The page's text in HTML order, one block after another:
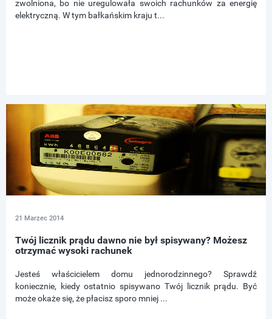
zwolniona, bo nie uregulowała swoich rachunków za energię
elektryczną. W tym bałkańskim kraju t...
21 Marzec 2014
Twój licznik prądu dawno nie był spisywany? Możesz
otrzymać wysoki rachunek
Jesteś właścicielem domu jednorodzinnego? Sprawdź
koniecznie, kiedy ostatnio spisywano Twój licznik prądu. Być
może okaże się, że płacisz sporo mniej ...